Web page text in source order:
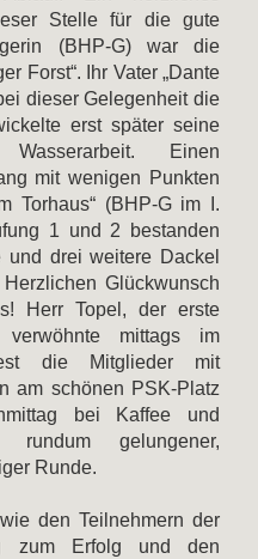
Stelle für die gute
(BHP-G) war die
Forst“. Ihr Vater „Dante
dieser Gelegenheit die
erst später seine
Einen
mit wenigen Punkten
Torhaus“ (BHP-G im I.
1 und 2 bestanden
drei weitere Dackel
Glückwunsch
Herr Topel, der erste
verwöhnte mittags im
die Mitglieder mit
am schönen PSK-Platz
bei Kaffee und
gelungener,
Runde.
den Teilnehmern der
zum Erfolg und den